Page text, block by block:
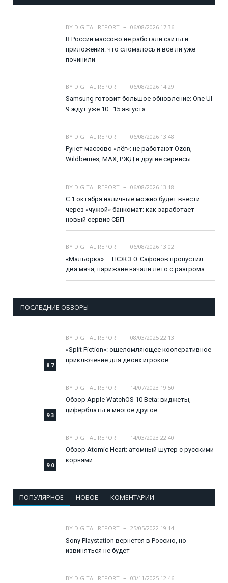
BY DIGITAL REPORT
06/08/2026 17:36
В России массово не работали сайты и
приложения: что сломалось и всё ли уже
починили
BY DIGITAL REPORT
06/08/2026 14:29
Samsung готовит большое обновление: One UI
9 ждут уже 10–15 августа
BY DIGITAL REPORT
06/08/2026 13:48
Рунет массово «лёг»: не работают Ozon,
Wildberries, MAX, РЖД и другие сервисы
BY DIGITAL REPORT
06/08/2026 13:18
С 1 октября наличные можно будет внести
через «чужой» банкомат: как заработает
новый сервис СБП
BY DIGITAL REPORT
06/08/2026 13:02
«Мальорка» — ПСЖ 3:0: Сафонов пропустил
два мяча, парижане начали лето с разгрома
ПОСЛЕДНИЕ ОБЗОРЫ
8.7
BY DIGITAL REPORT
08/03/2025 22:13
«Split Fiction»: ошеломляющее кооперативное
приключение для двоих игроков
9.3
BY DIGITAL REPORT
14/07/2023 19:50
Обзор Apple WatchOS 10 Beta: виджеты,
циферблаты и многое другое
9.0
BY DIGITAL REPORT
14/03/2023 22:40
Обзор Atomic Heart: атомный шутер с русскими
корнями
ПОПУЛЯРНОЕ НОВОЕ КОМЕНТАРИИ
BY DIGITAL REPORT
25/05/2022 19:14
Sony Playstation вернется в Россию, но
извиняться не будет
BY DIGITAL REPORT
03/11/2025 12:46